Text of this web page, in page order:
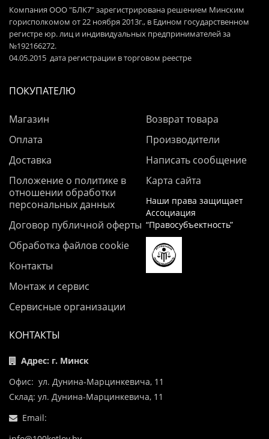
Компания ООО "БЛК7" зарегистрирована решением Минским
горисполкомом от 22 ноября 2013г., в Едином государственном
регистре юр. лиц и индивидуальных предпринимателей за
№192166272.
04.05.2015 дата регистрации в торговом реестре
ПОКУПАТЕЛЮ
Магазин
Оплата
Доставка
Положение о политике в
отношении обработки
персональных данных
Договор публичной оферты
Обработка файлов cookie
Контакты
Монтаж и сервис
Сервисные организации
Возврат товара
Производители
Написать сообщение
Карта сайта
Наши права защищает
Ассоциация
“Правосубъектность”
КОНТАКТЫ
Адрес: г. Минск
Офис: ул. Дунина-Марцинкевича, 11
Склад: ул. Дунина-Марцинкевича, 11
Email: